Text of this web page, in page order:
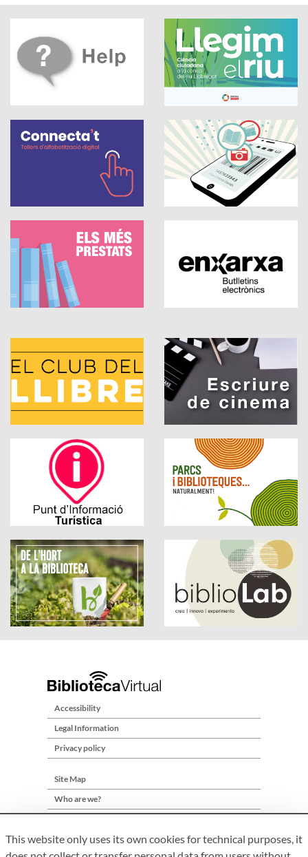
Accessibility
Legal Information
Privacy policy
Site Map
Who are we?
This website only uses its own cookies for technical purposes, it